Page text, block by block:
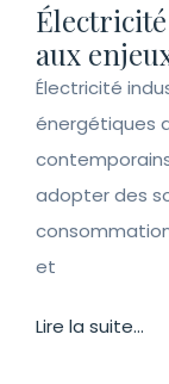
aux
Électricité
énergétiques
adopter des
et
Lire la suite...